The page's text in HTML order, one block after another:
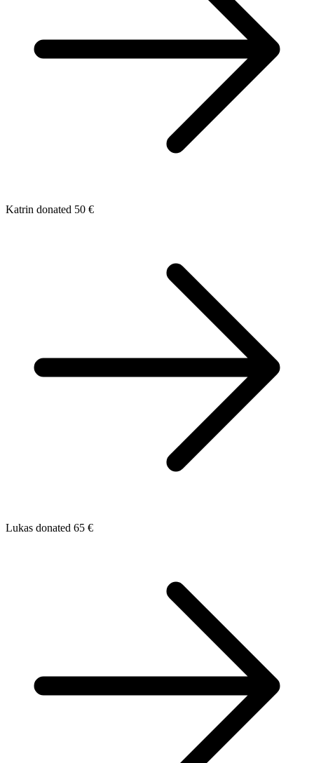
Katrin donated 50 €
Lukas donated 65 €